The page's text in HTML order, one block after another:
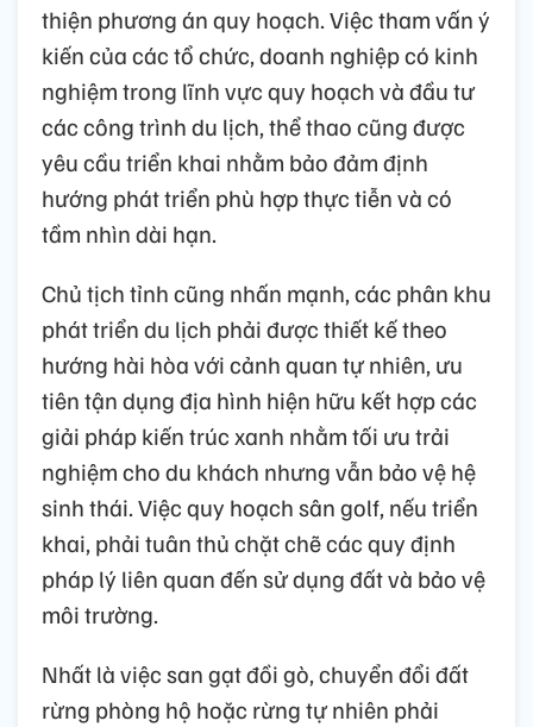
thiện phương án quy hoạch. Việc tham vấn ý
kiến của các tổ chức, doanh nghiệp có kinh
nghiệm trong lĩnh vực quy hoạch và đầu tư
các công trình du lịch, thể thao cũng được
yêu cầu triển khai nhằm bảo đảm định
hướng phát triển phù hợp thực tiễn và có
tầm nhìn dài hạn.
Chủ tịch tỉnh cũng nhấn mạnh, các phân khu
phát triển du lịch phải được thiết kế theo
hướng hài hòa với cảnh quan tự nhiên, ưu
tiên tận dụng địa hình hiện hữu kết hợp các
giải pháp kiến trúc xanh nhằm tối ưu trải
nghiệm cho du khách nhưng vẫn bảo vệ hệ
sinh thái. Việc quy hoạch sân golf, nếu triển
khai, phải tuân thủ chặt chẽ các quy định
pháp lý liên quan đến sử dụng đất và bảo vệ
môi trường.
Nhất là việc san gạt đồi gò, chuyển đổi đất
rừng phòng hộ hoặc rừng tự nhiên phải